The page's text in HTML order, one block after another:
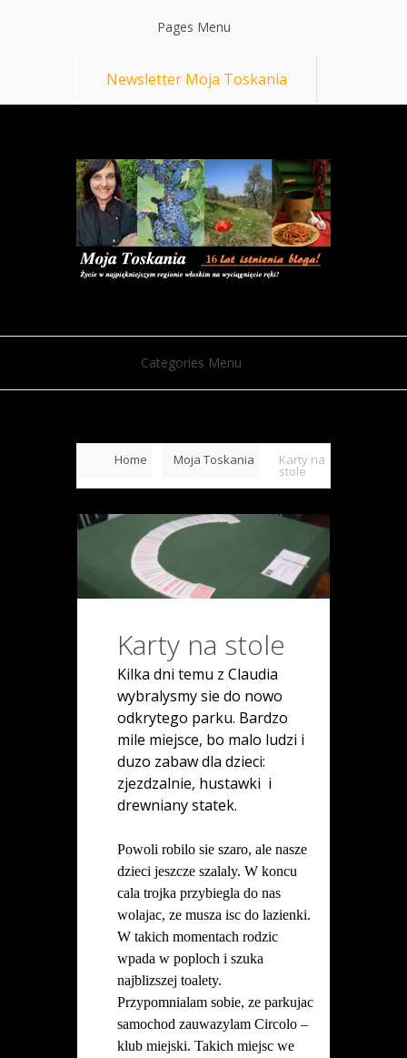
Pages Menu
Newsletter Moja Toskania
Categories Menu
Home Moja Toskania Karty na
stole
Karty na stole
Kilka dni temu z Claudia
wybralysmy sie do nowo
odkrytego parku. Bardzo
mile miejsce, bo malo ludzi i
duzo zabaw dla dzieci:
zjezdzalnie, hustawki i
drewniany statek.
Powoli robilo sie szaro, ale nasze
dzieci jeszcze szalaly. W koncu
cala trojka przybiegla do nas
wolajac, ze musza isc do lazienki.
W takich momentach rodzic
wpada w poploch i szuka
najblizszej toalety.
Przypomnialam sobie, ze parkujac
samochod zauwazylam Circolo –
klub miejski. Takich miejsc we